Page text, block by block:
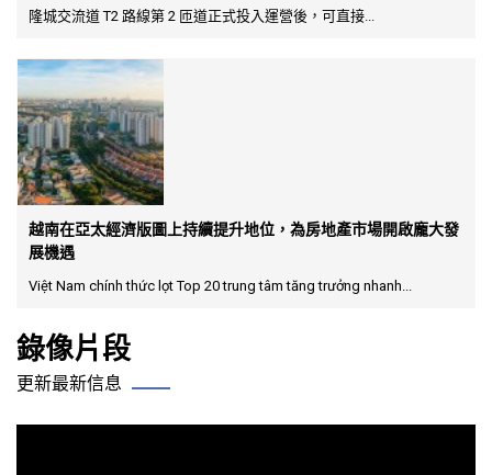
隆城交流道 T2 路線第 2 匝道正式投入運營後，可直接...
越南在亞太經濟版圖上持續提升地位，為房地產市場開啟龐大發
展機遇
Việt Nam chính thức lọt Top 20 trung tâm tăng trưởng nhanh...
錄像片段
更新最新信息